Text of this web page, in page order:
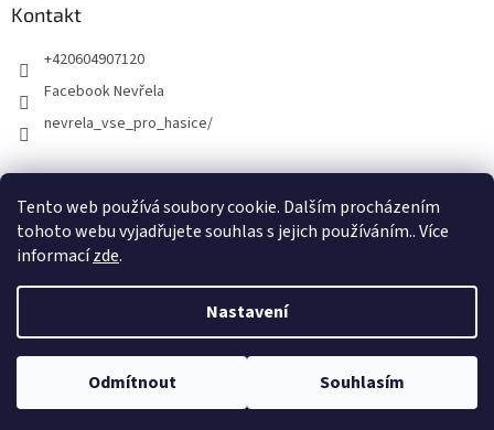
Tento web používá soubory cookie. Dalším procházením
tohoto webu vyjadřujete souhlas s jejich používáním.. Více
informacízde.
Nastavení
Odmítnout Souhlasím
Kontakt
+420604907120
Facebook Nevřela
nevrela_vse_pro_hasice/
Vytvořil Shoptet
Copyright 2026Kamil Nevřela . Všechna práva vyhrazena.